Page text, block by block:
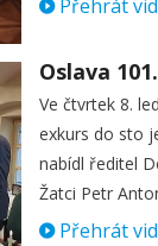
Přehrát
Ve čtvrtek 8.
exkurs do sto
nabídl ředitel
Žatci Petr
Přehrát